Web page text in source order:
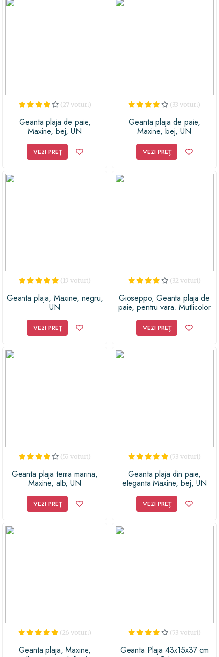
poți alege un model mai complex, cu buzunare
completează stilul personal. În fond, geanta pentru
plajă este un accesoriu modern, disponibil în diferite
moderne, astfel că este imposibil să nu găsești una pe
gustul tău.
(27 voturi)
Geanta plaja de paie,
Maxine, bej, UN
VEZI PREȚ
(33 voturi)
Geanta plaja de paie,
Maxine, bej, UN
VEZI PREȚ
(19 voturi)
Geanta plaja, Maxine, negru,
UN
VEZI PREȚ
(32 voturi)
Gioseppo, Geanta plaja de
paie, pentru vara, Mutlicolor
VEZI PREȚ
(55 voturi)
Geanta plaja tema marina,
Maxine, alb, UN
VEZI PREȚ
(73 voturi)
Geanta plaja din paie,
eleganta Maxine, bej, UN
VEZI PREȚ
(26 voturi)
Geanta plaja, Maxine,
(73 voturi)
Geanta Plaja 43x15x37 cm